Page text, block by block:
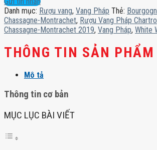
et
Trébuchet
Chassagne-
Montrachet
2019
số
Danh mục: Rượu vang, Vang Pháp Thẻ:
Chassagne-Montrachet, Rượu Vang Pháp
Chassagne-Montrachet 2019, Vang Pháp, White
THÔNG TIN SẢN PHẨM
Mô tả
Thông tin cơ bản
MỤC LỤC BÀI VIẾT